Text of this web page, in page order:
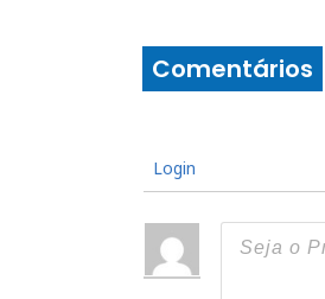
Comentários
Login